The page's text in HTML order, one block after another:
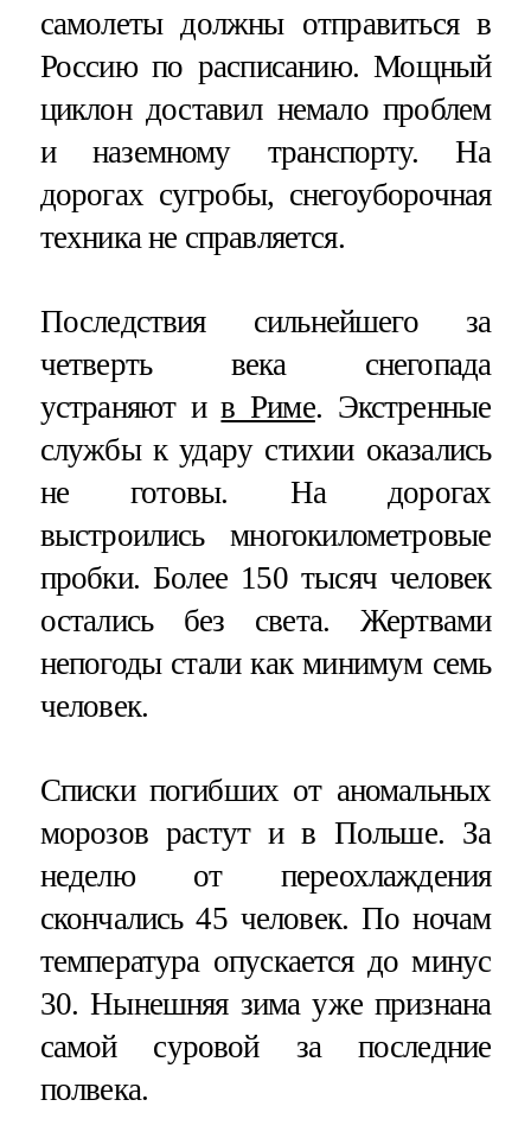
самолеты должны отправиться в
Россию по расписанию. Мощный
циклон доставил немало проблем
и наземному транспорту. На
дорогах сугробы, снегоуборочная
техника не справляется.
Последствия сильнейшего за
четверть века снегопада
устраняют ив Риме. Экстренные
службы к удару стихии оказались
не готовы. На дорогах
выстроились многокилометровые
пробки. Более 150 тысяч человек
остались без света. Жертвами
непогоды стали как минимум семь
человек.
Списки погибших от аномальных
морозов растут и в Польше. За
неделю от переохлаждения
скончались 45 человек. По ночам
температура опускается до минус
30. Нынешняя зима уже признана
самой суровой за последние
полвека.